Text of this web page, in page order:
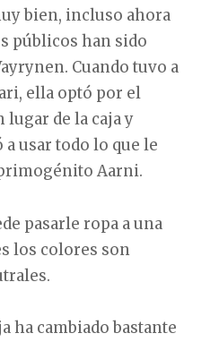
bien, incluso ahora
públicos han sido
Cuando tuvo a
ella optó por el
de la caja y
usar todo lo que le
Aarni.
pasarle ropa a una
los colores son
ha cambiado bastante